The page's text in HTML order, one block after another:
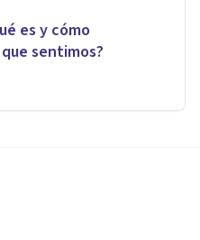
es y cómo
sentimos?